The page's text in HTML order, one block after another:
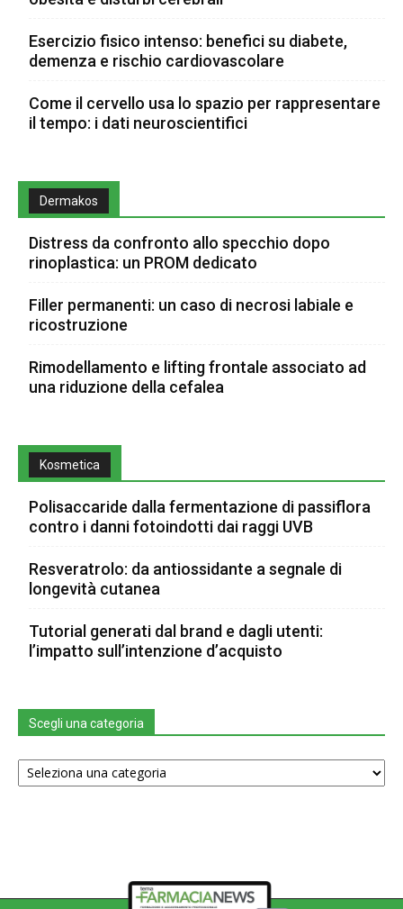
Esercizio fisico intenso: benefici su diabete,
demenza e rischio cardiovascolare
Come il cervello usa lo spazio per rappresentare
il tempo: i dati neuroscientifici
Dermakos
Distress da confronto allo specchio dopo
rinoplastica: un PROM dedicato
Filler permanenti: un caso di necrosi labiale e
ricostruzione
Rimodellamento e lifting frontale associato ad
una riduzione della cefalea
Kosmetica
Polisaccaride dalla fermentazione di passiflora
contro i danni fotoindotti dai raggi UVB
Resveratrolo: da antiossidante a segnale di
longevità cutanea
Tutorial generati dal brand e dagli utenti:
l’impatto sull’intenzione d’acquisto
Scegli una categoria
Scegli
una